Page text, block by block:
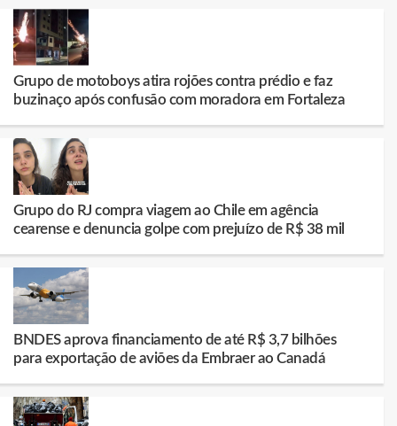
Grupo de motoboys atira rojões contra prédio e faz
buzinaço após confusão com moradora em Fortaleza
Grupo do RJ compra viagem ao Chile em agência
cearense e denuncia golpe com prejuízo de R$ 38 mil
BNDES aprova financiamento de até R$ 3,7 bilhões
para exportação de aviões da Embraer ao Canadá